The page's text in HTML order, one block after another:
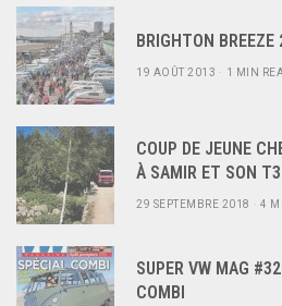
BRIGHTON BREEZE
19 AOÛT 2013 1 MIN
COUP DE JEUNE
À SAMIR ET SON
29 SEPTEMBRE 2018 4
SUPER VW MAG
COMBI